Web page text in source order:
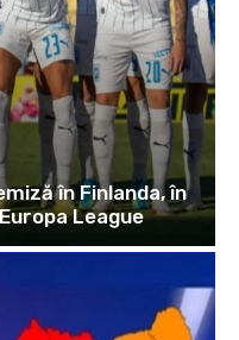
în Finlanda, în
League